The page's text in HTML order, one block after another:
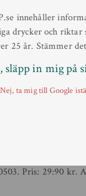
att finnas i
Pris: 29:90 kr.
innehåller
drycker och riktar
25 år. Stämmer
släpp in mig på
Nej, ta mig till Google